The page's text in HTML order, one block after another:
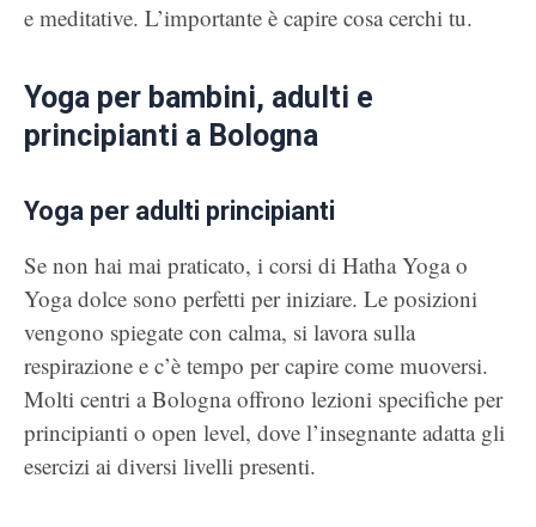
e meditative. L’importante è capire cosa cerchi tu.
Yoga per bambini, adulti e
principianti a Bologna
Yoga per adulti principianti
Se non hai mai praticato, i corsi di Hatha Yoga o
Yoga dolce sono perfetti per iniziare. Le posizioni
vengono spiegate con calma, si lavora sulla
respirazione e c’è tempo per capire come muoversi.
Molti centri a Bologna offrono lezioni specifiche per
principianti o open level, dove l’insegnante adatta gli
esercizi ai diversi livelli presenti.